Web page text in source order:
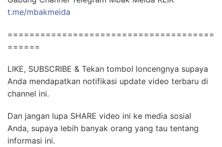
t.me/mbakmeida
======================================
======
LIKE, SUBSCRIBE & Tekan tombol loncengnya supaya
Anda mendapatkan notifikasi update video terbaru di
channel ini.
Dan jangan lupa SHARE video ini ke media sosial
Anda, supaya lebih banyak orang yang tau tentang
informasi ini.